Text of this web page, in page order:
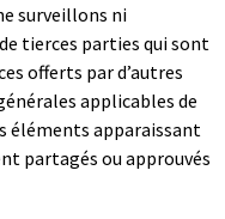
surveillons ni
tierces parties qui sont
offerts par d’autres
applicables de
éléments apparaissant
partagés ou approuvés